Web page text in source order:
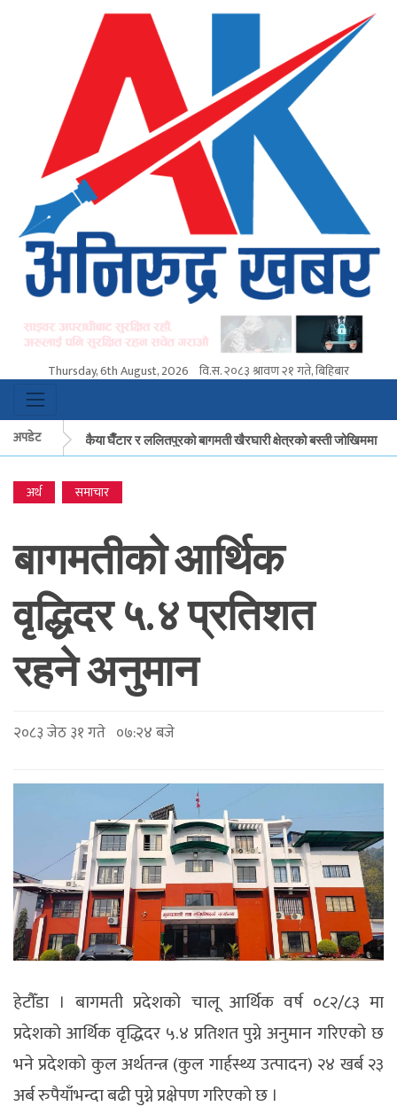
Thursday, 6th August, 2026 वि.स.२०८३ श्रावण २१ गते, बिहिबार
अपडेट
मकवानपुरको बकैया घैँटार र ललितपुरको बागमती खैरघारी क्षेत्रको बस्ती जोखिममा
अर्थ समाचार
बागमतीको आर्थिक
वृद्धिदर ५.४ प्रतिशत
रहने अनुमान
२०८३ जेठ ३१ गते ०७:२४ बजे
हेटाैँडा । बागमती प्रदेशको चालू आर्थिक वर्ष ०८२/८३ मा
प्रदेशको आर्थिक वृद्धिदर ५.४ प्रतिशत पुग्ने अनुमान गरिएको छ
भने प्रदेशको कुल अर्थतन्त्र (कुल गार्हस्थ्य उत्पादन) २४ खर्ब २३
अर्ब रुपैयाँभन्दा बढी पुग्ने प्रक्षेपण गरिएको छ ।